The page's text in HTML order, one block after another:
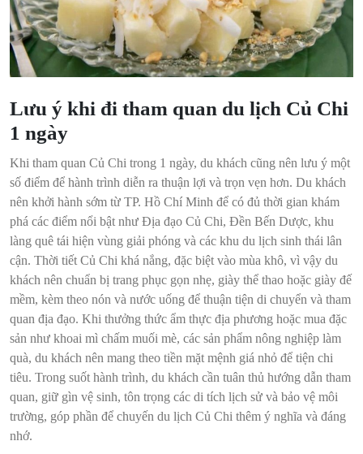
Lưu ý khi đi tham quan du lịch Củ Chi
1 ngày
Khi tham quan Củ Chi trong 1 ngày, du khách cũng nên lưu ý một
số điểm để hành trình diễn ra thuận lợi và trọn vẹn hơn. Du khách
nên khởi hành sớm từ TP. Hồ Chí Minh để có đủ thời gian khám
phá các điểm nổi bật như Địa đạo Củ Chi, Đền Bến Dược, khu
làng quê tái hiện vùng giải phóng và các khu du lịch sinh thái lân
cận. Thời tiết Củ Chi khá nắng, đặc biệt vào mùa khô, vì vậy du
khách nên chuẩn bị trang phục gọn nhẹ, giày thể thao hoặc giày đế
mềm, kèm theo nón và nước uống để thuận tiện di chuyển và tham
quan địa đạo. Khi thưởng thức ẩm thực địa phương hoặc mua đặc
sản như khoai mì chấm muối mè, các sản phẩm nông nghiệp làm
quà, du khách nên mang theo tiền mặt mệnh giá nhỏ để tiện chi
tiêu. Trong suốt hành trình, du khách cần tuân thủ hướng dẫn tham
quan, giữ gìn vệ sinh, tôn trọng các di tích lịch sử và bảo vệ môi
trường, góp phần để chuyến du lịch Củ Chi thêm ý nghĩa và đáng
nhớ.